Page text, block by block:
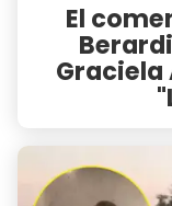
El
Graciela